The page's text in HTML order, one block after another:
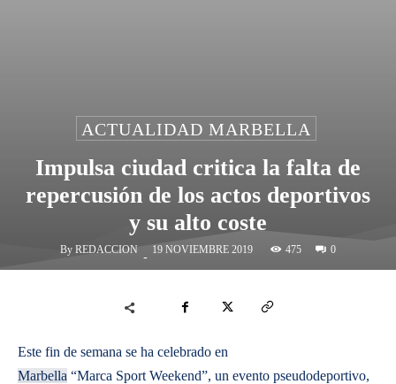
ACTUALIDAD MARBELLA
Impulsa ciudad critica la falta de
repercusión de los actos deportivos
y su alto coste
By REDACCION - 19 NOVIEMBRE 2019 475 0
Este fin de semana se ha celebrado en
Marbella “Marca Sport Weekend”, un evento pseudodeportivo,